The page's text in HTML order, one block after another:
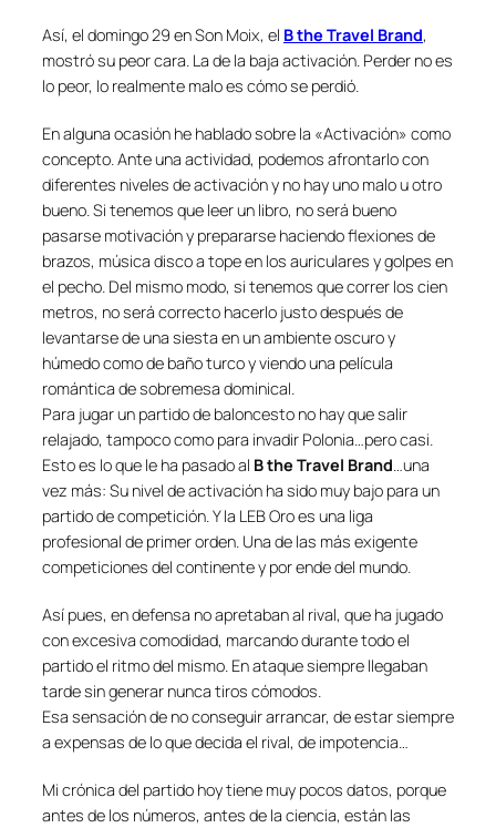
Así, el domingo 29 en Son Moix, el B the Travel Brand,
mostró su peor cara. La de la baja activación. Perder no es
lo peor, lo realmente malo es cómo se perdió.
En alguna ocasión he hablado sobre la «Activación» como
concepto. Ante una actividad, podemos afrontarlo con
diferentes niveles de activación y no hay uno malo u otro
bueno. Si tenemos que leer un libro, no será bueno
pasarse motivación y prepararse haciendo flexiones de
brazos, música disco a tope en los auriculares y golpes en
el pecho. Del mismo modo, si tenemos que correr los cien
metros, no será correcto hacerlo justo después de
levantarse de una siesta en un ambiente oscuro y
húmedo como de baño turco y viendo una película
romántica de sobremesa dominical.
Para jugar un partido de baloncesto no hay que salir
relajado, tampoco como para invadir Polonia…pero casi.
Esto es lo que le ha pasado al B the Travel Brand…una
vez más: Su nivel de activación ha sido muy bajo para un
partido de competición. Y la LEB Oro es una liga
profesional de primer orden. Una de las más exigente
competiciones del continente y por ende del mundo.
Así pues, en defensa no apretaban al rival, que ha jugado
con excesiva comodidad, marcando durante todo el
partido el ritmo del mismo. En ataque siempre llegaban
tarde sin generar nunca tiros cómodos.
Esa sensación de no conseguir arrancar, de estar siempre
a expensas de lo que decida el rival, de impotencia…
Mi crónica del partido hoy tiene muy pocos datos, porque
antes de los números, antes de la ciencia, están las